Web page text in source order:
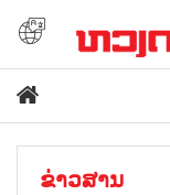
ຂ່າວສານ